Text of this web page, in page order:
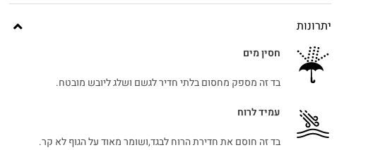
יתרונות
חסין מים
בד זה מספק מחסום בלתי חדיר לגשם ושלג ליובש מובטח.
עמיד לרוח
בד זה חוסם את חדירת הרוח לבגד,ושומר מאוד על הגוף לא קר.